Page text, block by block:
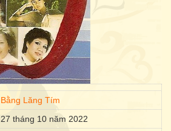
Bằng Lăng Tím
27 tháng 10 năm 2022